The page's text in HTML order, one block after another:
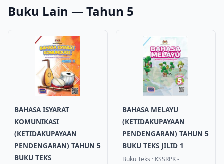
Buku Lain — Tahun 5
BAHASA ISYARAT
KOMUNIKASI
(KETIDAKUPAYAAN
PENDENGARAN) TAHUN 5
BUKU TEKS
BAHASA MELAYU
(KETIDAKUPAYAAN
PENDENGARAN) TAHUN 5
BUKU TEKS JILID 1
Buku Teks · KSSRPK -